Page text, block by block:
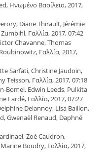
Ηνωμένο Βασίλειο, 2017,
Diane Thirault, Jérémie
Γαλλία, 2017, 07:42
Chavanne, Thomas
Γαλλία, 2017,
Sarfati, Christine Jaudoin,
Teisson, Γαλλία, 2017, 07:18
Bomel, Edwin Leeds, Pulkita
Lardé, Γαλλία, 2017, 07:27
Delannoy, Lisa Baillon,
Gwenaël Renaud, Daphné
Zoé Caudron,
Boudry, Γαλλία, 2017,